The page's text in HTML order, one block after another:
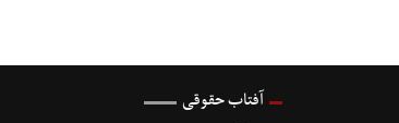
آفتاب حقوقی